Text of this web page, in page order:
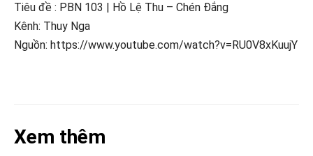
Tiêu đề : PBN 103 | Hồ Lệ Thu – Chén Đắng
Kênh: Thuy Nga
Nguồn: https://www.youtube.com/watch?v=RU0V8xKuujY
Xem thêm